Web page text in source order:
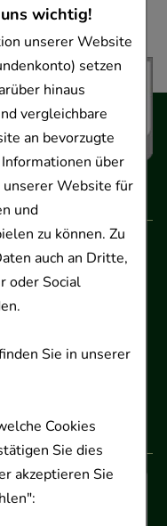
wichtig!
unserer Website
setzen
hinaus
vergleichbare
an bevorzugte
über
Website für
und
zu können. Zu
auch an Dritte,
oder Social
Sie in unserer
Cookies
Sie dies
akzeptieren Sie